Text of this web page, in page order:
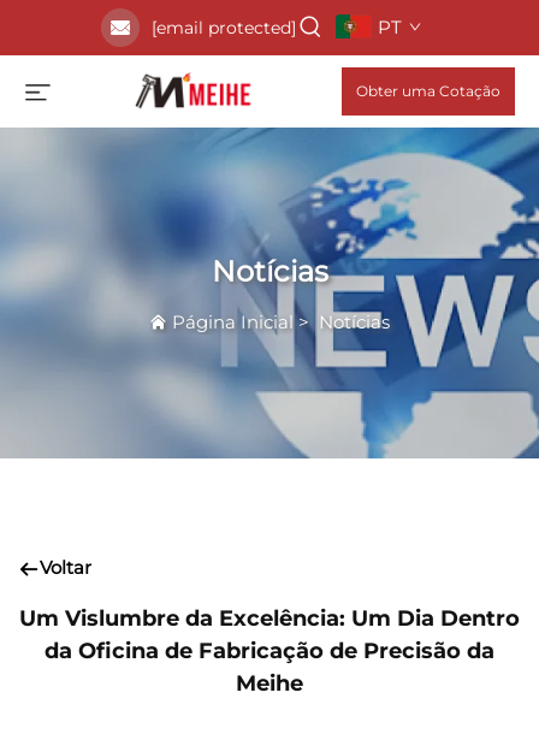
[email protected] PT
Obter uma Cotação
Notícias
Página Inicial> Notícias
Voltar
Um Vislumbre da Excelência: Um Dia Dentro
da Oficina de Fabricação de Precisão da
Meihe